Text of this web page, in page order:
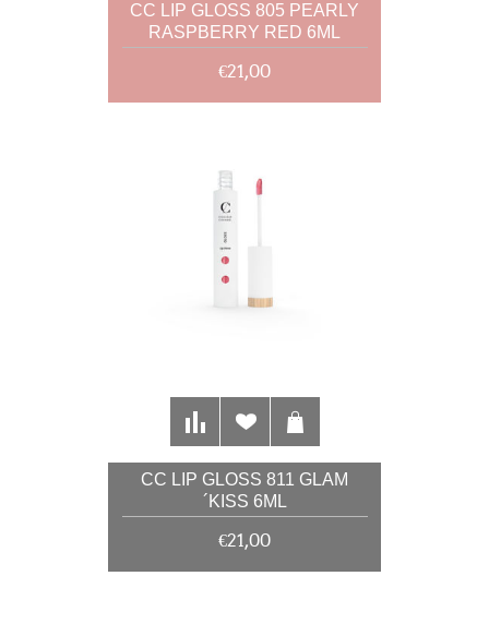
CC LIP GLOSS 805 PEARLY
RASPBERRY RED 6ML
€21,00
CC LIP GLOSS 811 GLAM
´KISS 6ML
€21,00